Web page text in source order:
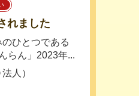
れました
ひとつである
らん」2023年...
人）